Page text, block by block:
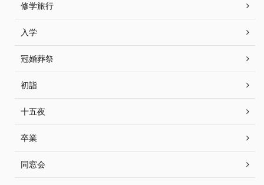
修学旅行
入学
冠婚葬祭
初詣
十五夜
卒業
同窓会